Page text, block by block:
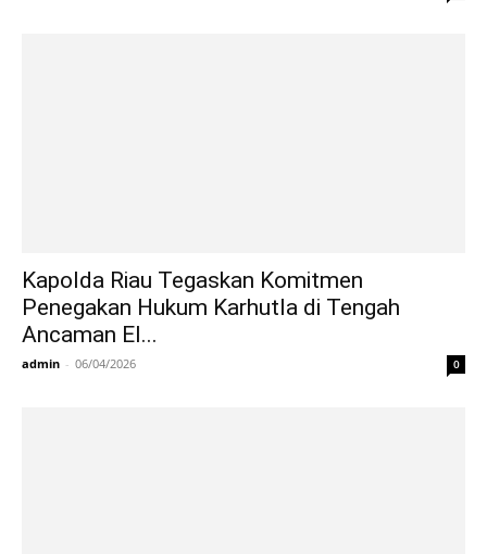
Kapolda Riau Tegaskan Komitmen
Penegakan Hukum Karhutla di Tengah
Ancaman El...
admin - 06/04/2026 0